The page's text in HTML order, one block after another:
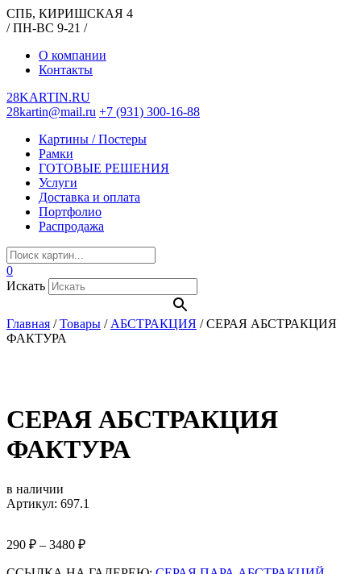
СПБ, КИРИШСКАЯ 4
/ ПН-ВС 9-21 /
О компании
Контакты
28KARTIN.RU
28kartin@mail.ru +7 (931) 300-16-88
Картины / Постеры
Рамки
ГОТОВЫЕ РЕШЕНИЯ
Услуги
Доставка и оплата
Портфолио
Распродажа
0
Искать
Главная /Товары / АБСТРАКЦИЯ /СЕРАЯ АБСТРАКЦИЯ
ФАКТУРА
СЕРАЯ АБСТРАКЦИЯ
ФАКТУРА
в наличии
Артикул: 697.1
290 ₽ – 3480 ₽